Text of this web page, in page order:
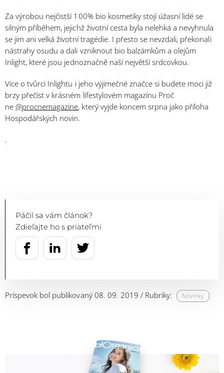
Za výrobou nejčistší 100% bio kosmetiky stojí úžasní lidé se
silným příběhem, jejichž životní cesta byla nelehká a nevyhnula
se jim ani velká životní tragédie. I přesto se nevzdali, překonali
nástrahy osudu a dali vzniknout bio balzámkům a olejům
Inlight, které jsou jednoznačně naší největší srdcovkou.
Více o tvůrci Inlightu i jeho výjimečné značce si budete moci již
brzy přečíst v krásném lifestylovém magazínu Proč
ne@procnemagazine, který vyjde koncem srpna jako příloha
Hospodářských novin.
.
Páčil sa vám článok?
Zdieľajte ho s priateľmi
Príspevok bol publikovaný 08. 09. 2019 / Rubriky: Novinky